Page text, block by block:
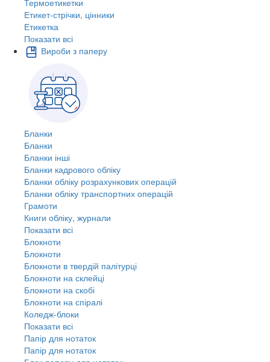
Етикет-стрічки, цінники
Етикетка
Показати всі
Вироби з паперу
Бланки
Бланки
Бланки інші
Бланки кадрового обліку
Бланки обліку розрахункових операцій
Бланки обліку транспортних операцій
Грамоти
Книги обліку, журнали
Показати всі
Блокноти
Блокноти
Блокноти в твердій палітурці
Блокноти на склейці
Блокноти на скобі
Блокноти на спіралі
Коледж-блоки
Показати всі
Папір для нотаток
Папір для нотаток